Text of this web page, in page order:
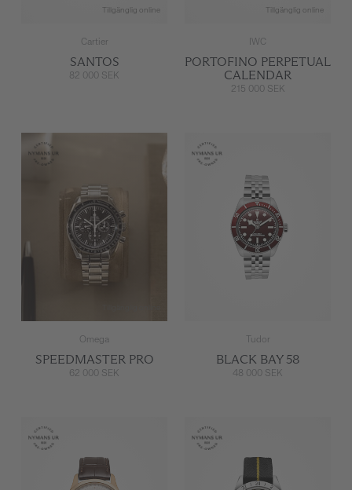
Tillgänglig online
Cartier
SANTOS
82 000 SEK
Tillgänglig online
IWC
PORTOFINO PERPETUAL
CALENDAR
215 000 SEK
Omega
SPEEDMASTER PRO
62 000 SEK
Tudor
BLACK BAY 58
48 000 SEK